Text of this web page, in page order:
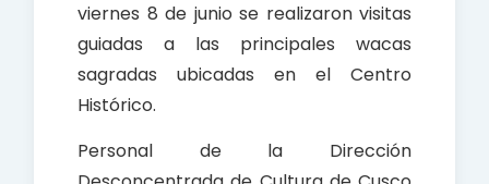
viernes 8 de junio se realizaron visitas
guiadas a las principales wacas
sagradas ubicadas en el Centro
Histórico.
Personal de la Dirección